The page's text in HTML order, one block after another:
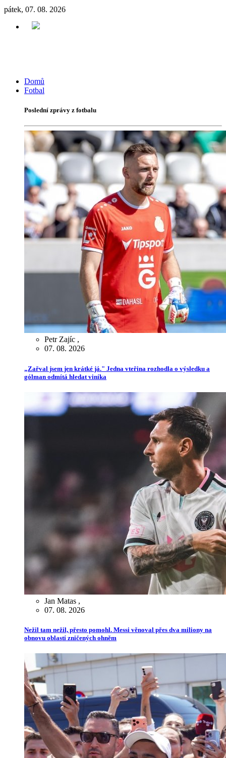
pátek, 07. 08. 2026
Domů
Fotbal
Poslední zprávy z fotbalu
Petr Zajíc ,
07. 08. 2026
„Zařval jsem jen krátké já." Jedna vteřina rozhodla o výsledku a
gólman odmítá hledat viníka
Jan Matas ,
07. 08. 2026
Nežil tam nežil, přesto pomohl. Messi věnoval přes dva miliony na
obnovu oblastí zničených ohněm